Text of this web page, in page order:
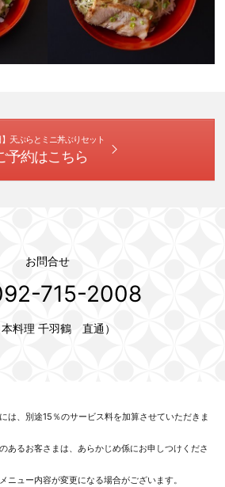
】天ぷらとミニ丼ぶりセット
予約はこちら
お問合せ
715-2008
本料理 千羽鶴 直通）
は、別途15％のサービス料を加算させていただきま
あるお客さまは、あらかじめ係にお申しつけくださ
ニュー内容が変更になる場合がございます。